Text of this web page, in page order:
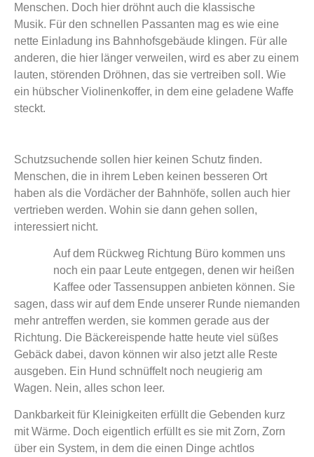
Menschen. Doch hier dröhnt auch die klassische
Musik. Für den schnellen Passanten mag es wie eine
nette Einladung ins Bahnhofsgebäude klingen. Für alle
anderen, die hier länger verweilen, wird es aber zu einem
lauten, störenden Dröhnen, das sie vertreiben soll. Wie
ein hübscher Violinenkoffer, in dem eine geladene Waffe
steckt.
Schutzsuchende sollen hier keinen Schutz finden.
Menschen, die in ihrem Leben keinen besseren Ort
haben als die Vordächer der Bahnhöfe, sollen auch hier
vertrieben werden. Wohin sie dann gehen sollen,
interessiert nicht.
Auf dem Rückweg Richtung Büro kommen uns
noch ein paar Leute entgegen, denen wir heißen
Kaffee oder Tassensuppen anbieten können. Sie
sagen, dass wir auf dem Ende unserer Runde niemanden
mehr antreffen werden, sie kommen gerade aus der
Richtung. Die Bäckereispende hatte heute viel süßes
Gebäck dabei, davon können wir also jetzt alle Reste
ausgeben. Ein Hund schnüffelt noch neugierig am
Wagen. Nein, alles schon leer.
Dankbarkeit für Kleinigkeiten erfüllt die Gebenden kurz
mit Wärme. Doch eigentlich erfüllt es sie mit Zorn, Zorn
über ein System, in dem die einen Dinge achtlos